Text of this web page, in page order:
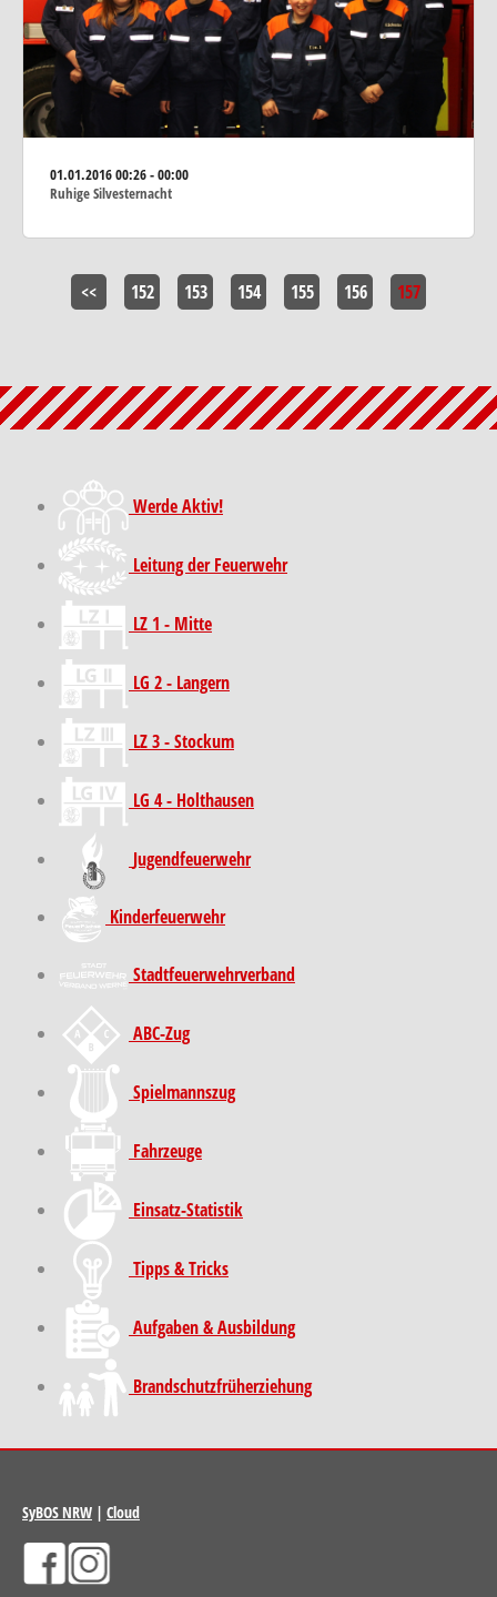
01.01.201600:26 - 00:00
Ruhige Silvesternacht
<< 152 153 154 155 156 157
Werde Aktiv!
Leitung der Feuerwehr
LZ 1 - Mitte
LG 2 - Langern
LZ 3 - Stockum
LG 4 - Holthausen
Jugendfeuerwehr
Kinder­feuer­wehr
Stadt­feuer­wehr­verband
ABC-Zug
Spielmannszug
Fahrzeuge
Einsatz-Statistik
Tipps & Tricks
Aufgaben & Ausbildung
Brand­schutz­früh­erziehung
SyBOS NRW | Cloud